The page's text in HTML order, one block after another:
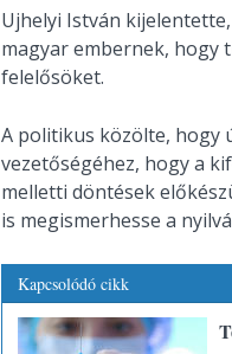
Ujhelyi István
magyar embernek, hogy
felelősöket.
A politikus közölte, hogy
vezetőségéhez, hogy a
melletti döntések
is megismerhesse a
Kapcsolódó cikk